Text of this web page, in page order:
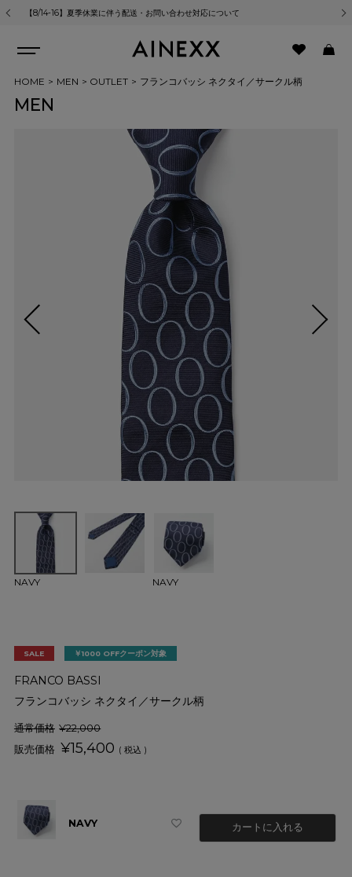
【8/14-16】夏季休業に伴う配送・お問い合わせ対応について 熊
HOME MEN OUTLET フランコバッシ ネクタイ／サークル柄
MEN
NAVY NAVY
SALE ￥1000 OFFクーポン対象
FRANCO BASSI
フランコバッシ ネクタイ／サークル柄
通常価格 ¥22,000
¥15,400 税込
NAVY カートに入れる